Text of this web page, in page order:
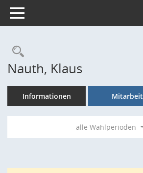
Toggle navigation
Rechercheauswahl
Nauth, Klaus
Informationen Mitarbeit
alle Wahlperioden